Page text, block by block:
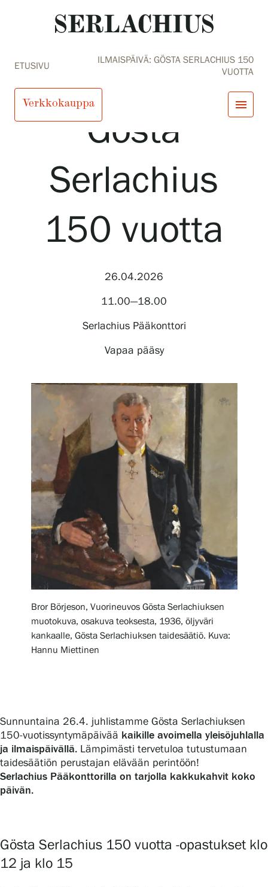
Näyttelyt
Tapahtumat
Palvelumme
Serlachius Residenssi
SERLACHIUS+
ETUSIVU
ILMAISPÄIVÄ: GÖSTA SERLACHIUS 150
VUOTTA
Verkkokauppa menu
Palvelumme
Kokoelmat ja museo
Serlachius Residenssi
SERLACHIUS+
Gösta Serlachiuksen taidesäätiö
Yhteystiedot
Ravintola Gösta
Medialle
Vastuullisuus
Esteettömyys
Verkkokauppa
Ilmaispäivä:
Gösta
Serlachius
150 vuotta
26.04.2026
11.00—18.00
Serlachius Pääkonttori
Vapaa pääsy
Bror Börjeson, Vuorineuvos Gösta Serlachiuksen
muotokuva, osakuva teoksesta, 1936, öljyväri
kankaalle, Gösta Serlachiuksen taidesäätiö. Kuva:
Hannu Miettinen
Sunnuntaina 26.4. juhlistamme Gösta Serlachiuksen
150-vuotissyntymäpäivää kaikille avoimella yleisöjuhlalla
ja ilmaispäivällä. Lämpimästi tervetuloa tutustumaan
taidesäätiön perustajan elävään perintöön!
Serlachius Pääkonttorilla on tarjolla kakkukahvit koko
päivän.
Gösta Serlachius 150 vuotta -opastukset klo
12 ja klo 15